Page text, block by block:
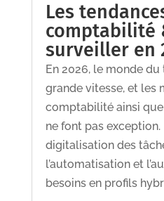
Les
comptabilité
surveiller en
En 2026, le monde
grande vitesse, et les
comptabilité ainsi
ne font pas exception.
digitalisation des
l’automatisation et
besoins en profils